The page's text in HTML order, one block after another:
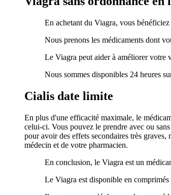
En achetant du Viagra, vous
Nous prenons les médicaments dont
Le Viagra peut aider à améliorer votre
Nous sommes disponibles 24 heures
Cialis date limite
En plus d'une efficacité maximale, le
celui-ci. Vous pouvez le prendre avec ou
pour avoir des effets secondaires très
médecin et de votre pharmacien.
En conclusion, le Viagra est un
Le Viagra est disponible en